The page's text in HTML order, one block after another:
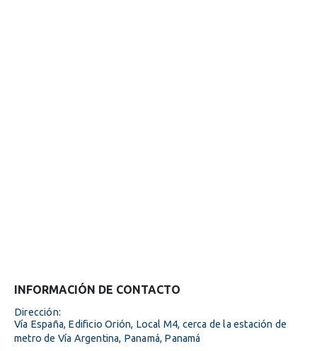
INFORMACIÓN DE CONTACTO
Dirección:
Vía España, Edificio Orión, Local M4, cerca de la estación de
metro de Vía Argentina, Panamá, Panamá